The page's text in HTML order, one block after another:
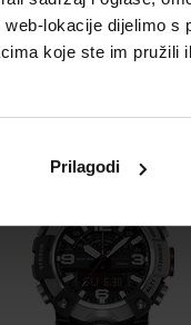
lokacije dijelimo
koje ste im
Prilagodi
Sat - Muškarci
Dostupno Detalj
Besplatna dostava